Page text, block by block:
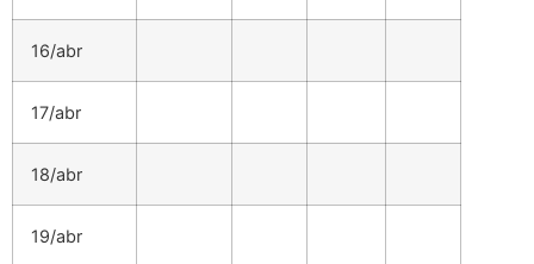
16/abr
17/abr
18/abr
19/abr